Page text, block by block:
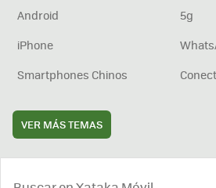
Android
5g
iPhone
Smartphones Chinos
VER MÁS TEMAS